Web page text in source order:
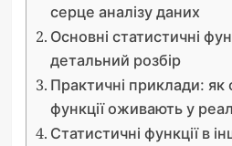
серце аналізу даних
Основні статистичні
детальний розбір
Практичні приклади: як
функції оживають у
Статистичні функції в